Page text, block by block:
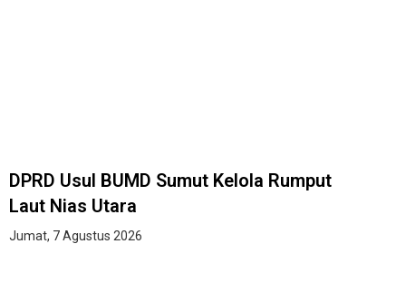
DPRD Usul BUMD Sumut Kelola Rumput
Laut Nias Utara
Jumat, 7 Agustus 2026